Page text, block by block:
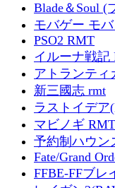
Blade＆Soul (
モバゲー モ
PSO2 RMT
イルーナ戦記
アトランティ
新三國志 rmt
ラストイデ
マビノギ RMT
予約制ハウン
Fate/Grand
FFBE-FFブレ